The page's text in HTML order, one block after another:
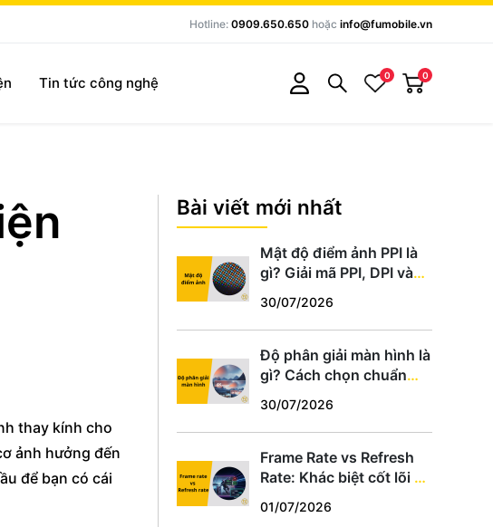
Hotline: 0909.650.650 hoặc info@fumobile.vn
Tin tức công nghệ 0 0
thay kính cho
ảnh hưởng đến
để bạn có cái
Bài viết mới nhất
Mật độ điểm ảnh PPI là
gì? Giải mã PPI, DPI và
chuẩn
30/07/2026
Độ phân giải màn hình là
gì? Cách chọn chuẩn
hợp
30/07/2026
Frame Rate vs Refresh
Rate: Khác biệt cốt lõi và
hợp
01/07/2026